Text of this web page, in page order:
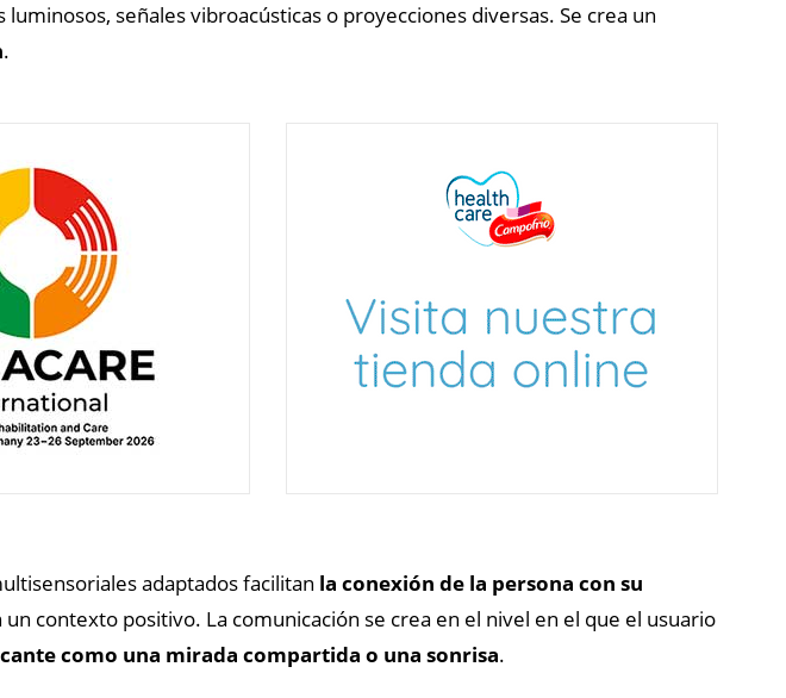
señales vibroacústicas o proyecciones diversas. Se crea un
.
adaptados facilitan la conexión de la persona con su
un contexto positivo. La comunicación se crea en el nivel en el que el usuario
como una mirada compartida o una sonrisa.